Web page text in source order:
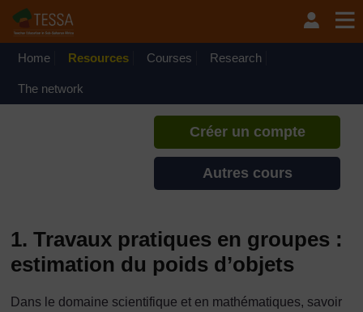
Home Resources Courses Research
The network
Si vous créez un compte, vous
pouvez établir un profil
Créer un compte
Autres cours
1. Travaux pratiques en groupes :
estimation du poids d’objets
Dans le domaine scientifique et en mathématiques, savoir